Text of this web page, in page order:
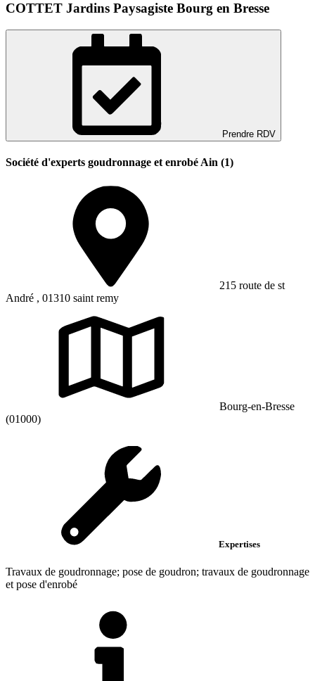
COTTET Jardins Paysagiste Bourg en Bresse
Prendre RDV
Société d'experts goudronnage et enrobé Ain (1)
215 route de st
André , 01310 saint remy
Bourg-en-Bresse
(01000)
Expertises
Travaux de goudronnage; pose de goudron; travaux de goudronnage
et pose d'enrobé